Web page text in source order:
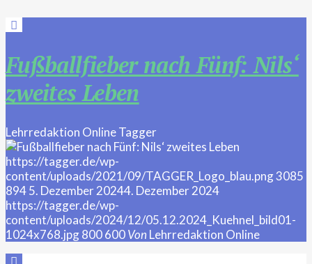
Fußballfieber nach Fünf: Nils‘
zweites Leben
Lehrredaktion OnlineTagger
https://tagger.de/wp-
content/uploads/2021/09/TAGGER_Logo_blau.png3085
8945. Dezember 20244. Dezember 2024
https://tagger.de/wp-
content/uploads/2024/12/05.12.2024_Kuehnel_bild01-
1024x768.jpg800600Von Lehrredaktion Online